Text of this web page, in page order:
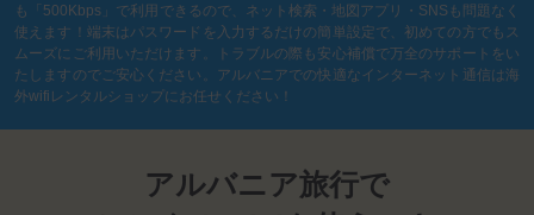
も「500Kbps」で利用できるので、ネット検索・地図アプリ・SNSも問題なく
使えます！端末はパスワードを入力するだけの簡単設定で、初めての方でもス
ムーズにご利用いただけます。トラブルの際も安心補償で万全のサポートをい
たしますのでご安心ください。アルバニアでの快適なインターネット通信は海
外wifiレンタルショップにお任せください！
アルバニア旅行で